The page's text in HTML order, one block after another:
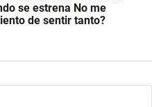
se estrena No me
de sentir tanto?